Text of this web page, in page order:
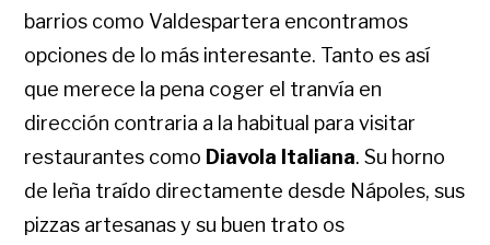
barrios como Valdespartera encontramos
opciones de lo más interesante. Tanto es así
que merece la pena coger el tranvía en
dirección contraria a la habitual para visitar
restaurantes como Diavola Italiana. Su horno
de leña traído directamente desde Nápoles, sus
pizzas artesanas y su buen trato os